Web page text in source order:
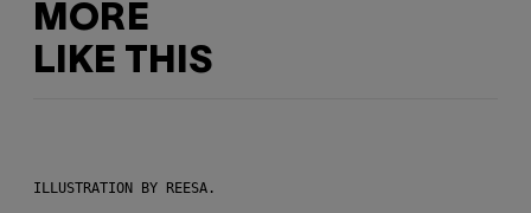
MORE
LIKE THIS
ILLUSTRATION BY REESA.